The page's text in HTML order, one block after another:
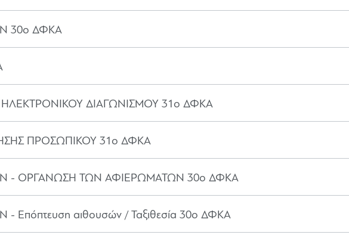
30ο ΔΦΚΑ
ΔΙΑΓΩΝΙΣΜΟΥ 31ο ΔΦΚΑ
ΠΡΟΣΩΠΙΚΟΥ 31ο ΔΦΚΑ
- ΟΡΓΑΝΩΣΗ ΤΩΝ ΑΦΙΕΡΩΜΑΤΩΝ 30ο ΔΦΚΑ
Επόπτευση αιθουσών / Ταξιθεσία 30ο ΔΦΚΑ